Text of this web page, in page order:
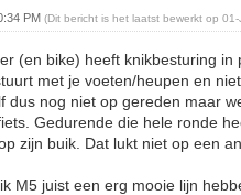
PM(Dit bericht is het laatst bewerkt op
(en bike) heeft knikbesturing
met je voeten/heupen en
dus nog niet op gereden maar
Gedurende die hele ronde
zijn buik. Dat lukt niet op een
M5 juist een erg mooie lijn